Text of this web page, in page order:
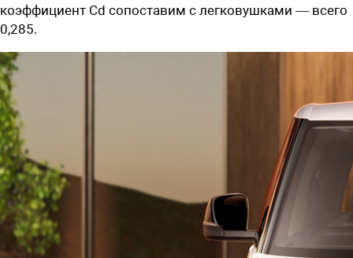
коэффициент Cd сопоставим с легковушками — всего
0,285.